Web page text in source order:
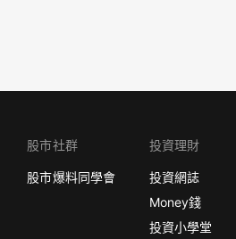
股市社群
股市爆料同學會
投資理財
投資網誌
Money錢
投資小學堂